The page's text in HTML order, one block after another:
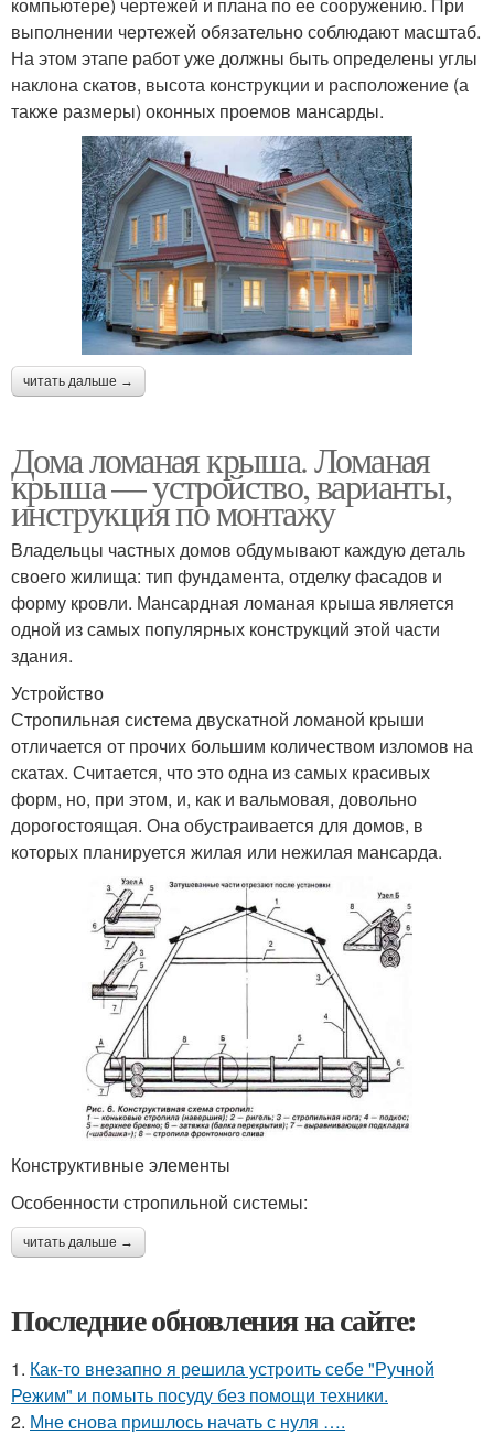
выполнении чертежей обязательно соблюдают масштаб.
На этом этапе работ уже должны быть определены углы
наклона скатов, высота конструкции и расположение (а
также размеры) оконных проемов мансарды.
читать дальше →
Дома ломаная крыша. Ломаная
крыша — устройство, варианты,
инструкция по монтажу
Владельцы частных домов обдумывают каждую деталь
своего жилища: тип фундамента, отделку фасадов и
форму кровли. Мансардная ломаная крыша является
одной из самых популярных конструкций этой части
здания.
Устройство
Стропильная система двускатной ломаной крыши
отличается от прочих большим количеством изломов на
скатах. Считается, что это одна из самых красивых
форм, но, при этом, и, как и вальмовая, довольно
дорогостоящая. Она обустраивается для домов, в
которых планируется жилая или нежилая мансарда.
Конструктивные элементы
Особенности стропильной системы:
читать дальше →
Последние обновления на сайте:
1. Как-то внезапно я решила устроить себе "Ручной
Режим" и помыть посуду без помощи техники.
2. Мне снова пришлось начать с нуля ….